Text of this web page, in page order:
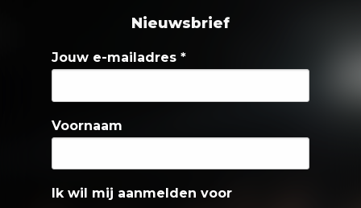
Nieuwsbrief
Jouw e-mailadres *
Voornaam
Ik wil mij aanmelden voor